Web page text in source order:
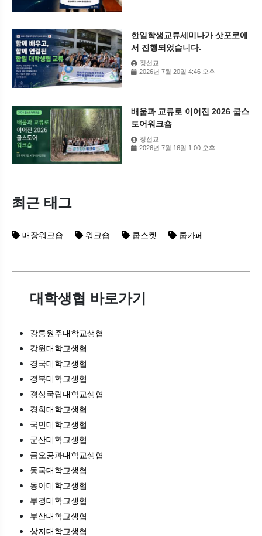
한일학생교류세미나가 삿포로에
서 진행되었습니다.
정선교
2026년 7월 20일 4:46 오후
배움과 교류로 이어진 2026 쿱스
토어워크숍
정선교
2026년 7월 16일 1:00 오후
최근 태그
매장워크숍 워크숍 쿱스켓 쿱카페
대학생협 바로가기
강릉원주대학교생협
강원대학교생협
경국대학교생협
경북대학교생협
경상국립대학교생협
경희대학교생협
국민대학교생협
군산대학교생협
금오공과대학교생협
동국대학교생협
동아대학교생협
부경대학교생협
부산대학교생협
상지대학교생협